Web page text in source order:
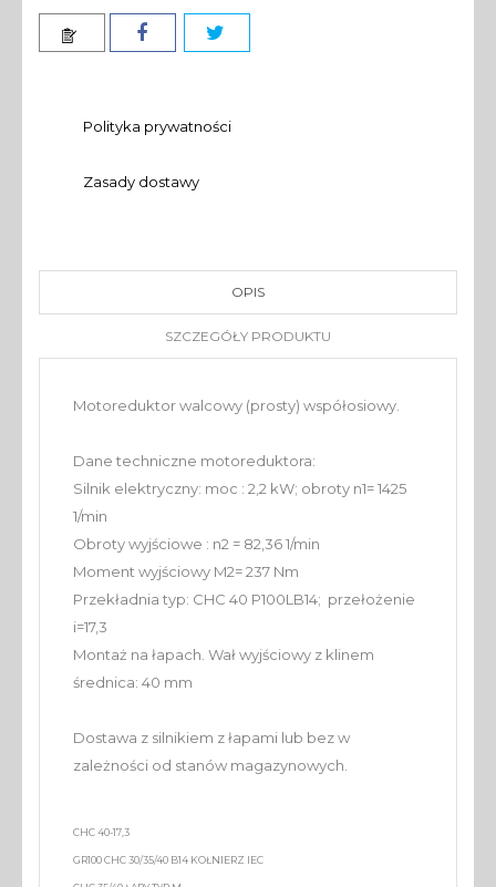
Polityka prywatności
Zasady dostawy
OPIS
SZCZEGÓŁY PRODUKTU
Motoreduktor walcowy (prosty) współosiowy.
Dane techniczne motoreduktora:
Silnik elektryczny: moc : 2,2 kW; obroty n1= 1425
1/min
Obroty wyjściowe : n2 = 82,36 1/min
Moment wyjściowy M2= 237 Nm
Przekładnia typ: CHC 40 P100LB14; przełożenie
i=17,3
Montaż na łapach. Wał wyjściowy z klinem
średnica: 40 mm
Dostawa z silnikiem z łapami lub bez w
zależności od stanów magazynowych.
CHC 40-17,3
GR100 CHC 30/35/40 B14 KOŁNIERZ IEC